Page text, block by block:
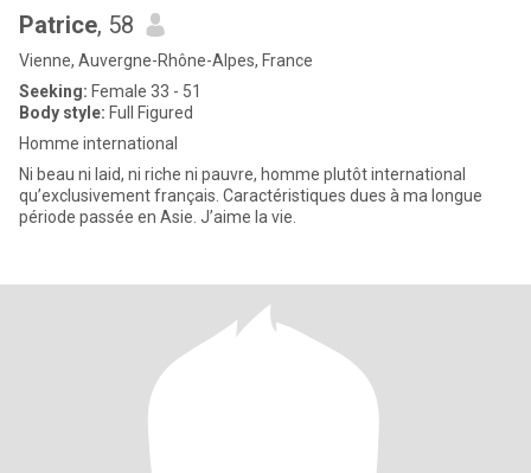
Patrice, 58
Vienne, Auvergne-Rhône-Alpes, France
Seeking: Female 33 - 51
Body style: Full Figured
Homme international
Ni beau ni laid, ni riche ni pauvre, homme plutôt international
qu’exclusivement français. Caractéristiques dues à ma longue
période passée en Asie. J’aime la vie.